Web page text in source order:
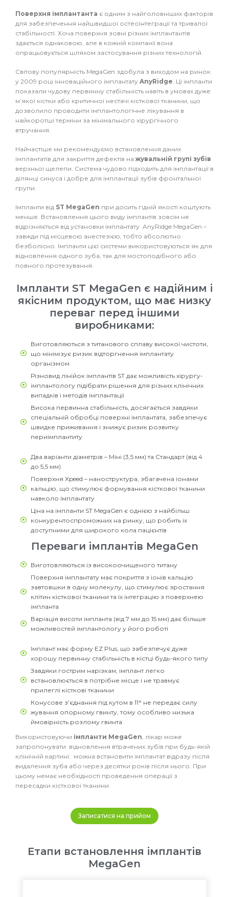
Поверхня імплантанта є одним з найголовніших факторів
для забезпечення найшвидшої остеоінтеграції та тривалої
стабільності. Хоча поверхня зовні різних імплантантів
здається однаковою, але в кожній компанії вона
опрацьовується шляхом застосування різних технологій.
Світову популярність MegaGen здобула з виходом на ринок
у 2009 році інноваційного імплантату AnyRidge . Ці імпланти
показали чудову первинну стабільність навіть в умовах дуже
м’якої кістки або критичної нестачі кісткової тканини, що
дозволило проводити імплантологічне лікування в
найкоротші терміни за мінімального хірургічного
втручання.
Найчастіше ми рекомендуємо встановлення даних
імплантатів для закриття дефектів на жувальній групі зубів
верхньої щелепи. Система чудово підходить для імплантації в
ділянці синуса і добре для імплантації зубів фронтальної
групи.
Імпланти від ST MegaGen при досить гідній якості коштують
менше. Встановлення цього виду імплантів зовсім не
відрізняється від установки імплантату AnyRidge MegaGen –
завжди під місцевою анестезією, тобто абсолютно
безболісно. Імпланти цієї системи використовуються як для
відновлення одного зуба, так для мостоподібного або
повного протезування.
Імпланти ST MegaGen є надійним і
якісним продуктом, що має низку
переваг перед іншими
виробниками:
Виготовляються з титанового сплаву високої чистоти,
що мінімізує ризик відторгнення імплантату
організмом
Різновид лінійок імплантів ST дає можливість хірургу-
імплантологу підібрати рішення для різних клінічних
випадків і методів імплантації
Висока первинна стабільність, досягається завдяки
спеціальній обробці поверхні імплантата, забезпечує
швидке приживання і знижує ризик розвитку
периімплантиту
Два варіанти діаметрів – Міні (3,5 мм) та Стандарт (від 4
до 5,5 мм)
Поверхня Xpeed – наноструктура, збагачена іонами
кальцію, що стимулює формування кісткової тканини
навколо імплантату
Ціна на імпланти ST MegaGen є однією з найбільш
конкурентоспроможних на ринку, що робить їх
доступними для широкого кола пацієнтів
Переваги імплантів MegaGen
Виготовляються із високоочищеного титану
Поверхня імплантату має покриття з іонів кальцію
завтовшки в одну молекулу, що стимулює зростання
клітин кісткової тканини та їх інтеграцію з поверхнею
імпланта
Варіація висоти імпланта (від 7 мм до 15 мм) дає більше
можливостей імплантологу у його роботі
Імплант має форму EZ Plus, що забезпечує дуже
хорошу первинну стабільність в кістці будь-якого типу
Завдяки гострим нарізкам, імплант легко
встановлюється в потрібне місце і не травмує
прилеглі кісткові тканини
Конусове з'єднання під кутом в 11° не передає силу
жування опорному гвинту, тому особливо низька
ймовірність розлому гвинта
Використовуючи імпланти MegaGen , лікар може
запропонувати відновлення втрачених зубів при будь-якій
клінічній картині: можна встановити імплантат відразу після
видалення зуба або через десятки років після нього. При
цьому немає необхідності проведення операції з
пересадки кісткової тканини.
Записатися на прийом
Етапи встановлення імплантів
MegaGen